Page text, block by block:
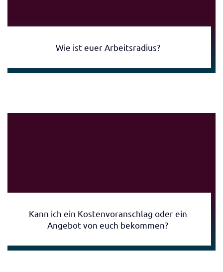
Wie ist euer Arbeitsradius?
Kann ich ein Kostenvoranschlag oder ein
Angebot von euch bekommen?